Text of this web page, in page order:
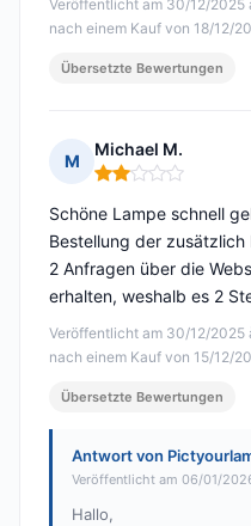
Veröffentlicht am 30/12/2025
nach einem Kauf von 18/12/
Übersetzte Bewertungen
M
Michael M.
Hinweis: 2 von 5
Veröffentlicht am 30/12/2025
nach einem Kauf von 15/12/
Schöne Lampe schnell
Bestellung der
2 Anfragen über die
erhalten, weshalb es 2
Übersetzte Bewertungen
Antwort von
Veröffentlicht am 06/01/
Hallo,